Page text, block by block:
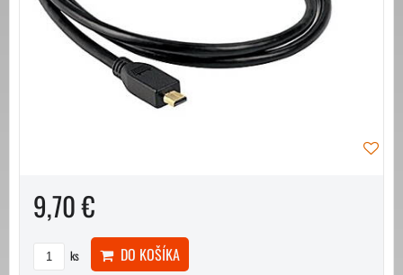
9,70 €
ks DO KOŠÍKA